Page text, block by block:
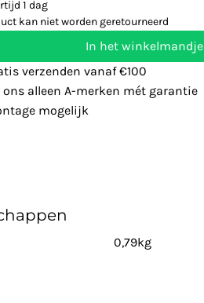
1 dag
kan niet worden geretourneerd
In het winkelmandje
verzenden vanaf €100
ons alleen A-merken mét garantie
mogelijk
0,79kg